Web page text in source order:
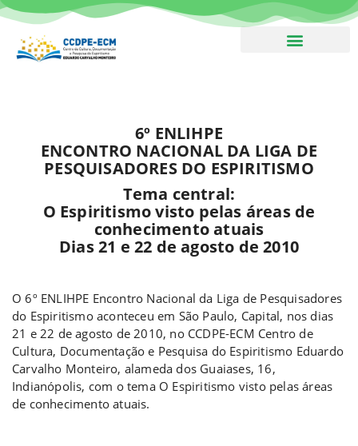
6º ENLIHPE
ENCONTRO NACIONAL DA LIGA DE
PESQUISADORES DO ESPIRITISMO
Tema central:
O Espiritismo visto pelas áreas de
conhecimento atuais
Dias 21 e 22 de agosto de 2010
O 6º ENLIHPE Encontro Nacional da Liga de Pesquisadores
do Espiritismo aconteceu em São Paulo, Capital, nos dias
21 e 22 de agosto de 2010, no CCDPE-ECM Centro de
Cultura, Documentação e Pesquisa do Espiritismo Eduardo
Carvalho Monteiro, alameda dos Guaiases, 16,
Indianópolis, com o tema O Espiritismo visto pelas áreas
de conhecimento atuais.